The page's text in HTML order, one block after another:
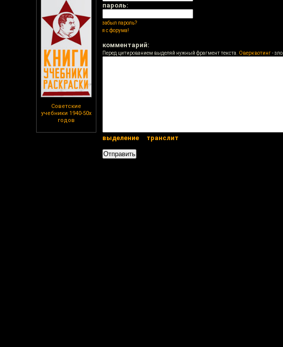
Советские
учебники 1940-50х
годов
пароль:
забыл пароль?
я с форума!
комментарий:
Перед цитированием выделяй нужный фрагмент текста. Оверквотинг- зло.
выделение транслит